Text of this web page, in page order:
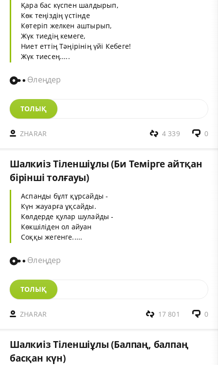
Қара бас күспен шалдырып,
Көк теңіздің үстінде
Көтеріп желкен аштырып,
Жүк тиедің кемеге,
Ниет еттің Тәңірінің үйі Кебеге!
Жүк тиесең.....
Өлеңдер
ТОЛЫҚ
ZHARAR 0
4 339
Шалкиіз Тіленшіұлы (Би Темірге айтқан
бірінші толғауы)
Аспанды бұлт құрсайды -
Күн жауарға ұқсайды.
Көлдерде қулар шулайды -
Көкшіліден ол айуан
Соққы жегенге.....
Өлеңдер
ТОЛЫҚ
ZHARAR 0
17 801
Шалкиіз Тіленшіұлы (Балпаң, балпаң
басқан күн)